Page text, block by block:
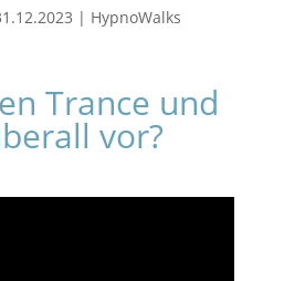
| HypnoWalks
Trance und
vor?